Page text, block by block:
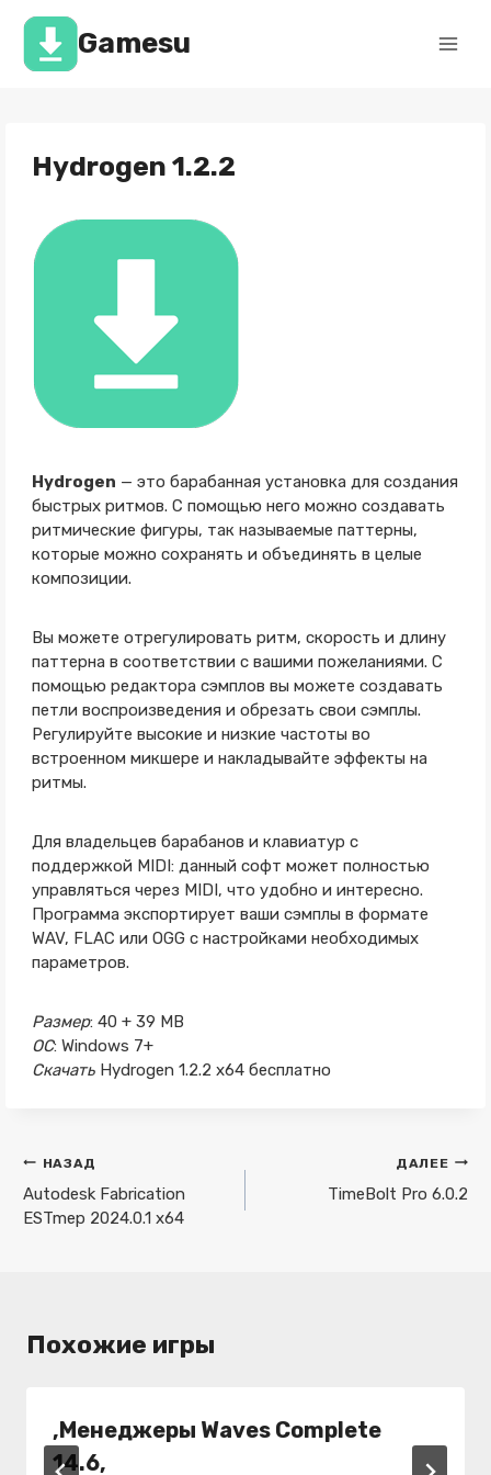
Перейти
содержимомуGamesu
Hydrogen 1.2.2
Hydrogen — это барабанная установка для создания
быстрых ритмов. С помощью него можно создавать
ритмические фигуры, так называемые паттерны,
которые можно сохранять и объединять в целые
композиции.
Вы можете отрегулировать ритм, скорость и длину
паттерна в соответствии с вашими пожеланиями. С
помощью редактора сэмплов вы можете создавать
петли воспроизведения и обрезать свои сэмплы.
Регулируйте высокие и низкие частоты во
встроенном микшере и накладывайте эффекты на
ритмы.
Для владельцев барабанов и клавиатур с
поддержкой MIDI: данный софт может полностью
управляться через MIDI, что удобно и интересно.
Программа экспортирует ваши сэмплы в формате
WAV, FLAC или OGG с настройками необходимых
параметров.
Размер: 40 + 39 MB
ОС: Windows 7+
Скачать Hydrogen 1.2.2 x64 бесплатно
Навигация
по
записям
НАЗАД
Autodesk Fabrication
ESTmep 2024.0.1 x64
ДАЛЕЕ
TimeBolt Pro 6.0.2
Похожие игры
,Менеджеры Waves Complete
14.6,